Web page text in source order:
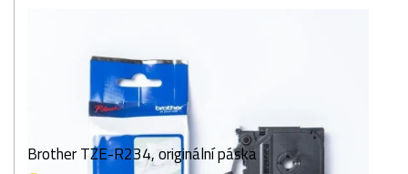
Brother TZE-R234, originální páska